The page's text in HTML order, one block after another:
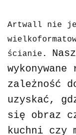
Artwall nie
ścianie .
zależność
uzyskać,
się obraz
kuchni czy